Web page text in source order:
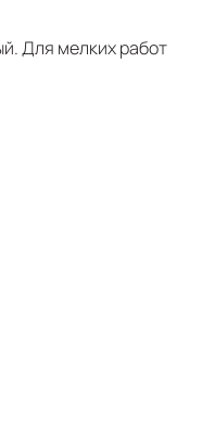
Для мелких работ